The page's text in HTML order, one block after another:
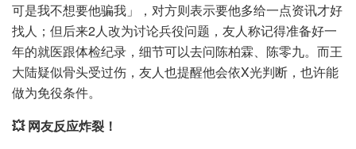
可是我不想要他骗我」，对方则表示要他多给一点资讯才好
找人；但后来2人改为讨论兵役问题，友人称记得准备好一
年的就医跟体检纪录，细节可以去问陈柏霖、陈零九。而王
大陆疑似骨头受过伤，友人也提醒他会依X光判断，也许能
做为免役条件。
💥 网友反应炸裂！